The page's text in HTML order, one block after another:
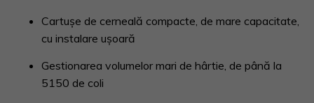
Cartușe de cerneală compacte, de mare capacitate,
cu instalare ușoară
Gestionarea volumelor mari de hârtie, de până la
5150 de coli